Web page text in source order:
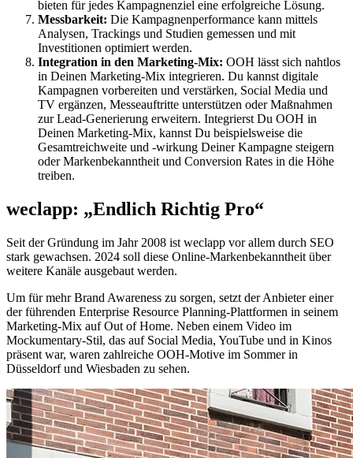
bieten für jedes Kampagnenziel eine erfolgreiche Lösung.
Messbarkeit: Die Kampagnenperformance kann mittels
Analysen, Trackings und Studien gemessen und mit
Investitionen optimiert werden.
Integration in den Marketing-Mix: OOH lässt sich nahtlos
in Deinen Marketing-Mix integrieren. Du kannst digitale
Kampagnen vorbereiten und verstärken, Social Media und
TV ergänzen, Messeauftritte unterstützen oder Maßnahmen
zur Lead-Generierung erweitern. Integrierst Du OOH in
Deinen Marketing-Mix, kannst Du beispielsweise die
Gesamtreichweite und -wirkung Deiner Kampagne steigern
oder Markenbekanntheit und Conversion Rates in die Höhe
treiben.
weclapp: „Endlich Richtig Pro“
Seit der Gründung im Jahr 2008 ist weclapp vor allem durch SEO
stark gewachsen. 2024 soll diese Online-Markenbekanntheit über
weitere Kanäle ausgebaut werden.
Um für mehr Brand Awareness zu sorgen, setzt der Anbieter einer
der führenden Enterprise Resource Planning-Plattformen in seinem
Marketing-Mix auf Out of Home. Neben einem Video im
Mockumentary-Stil, das auf Social Media, YouTube und in Kinos
präsent war, waren zahlreiche OOH-Motive im Sommer in
Düsseldorf und Wiesbaden zu sehen.